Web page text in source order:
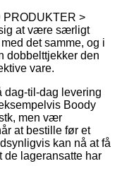
PRODUKTER >
at være særligt
det samme, og i
dobbelttjekker den
vare.
dag-til-dag levering
Boody
men vær
at bestille før et
kan nå at få
de lageransatte har